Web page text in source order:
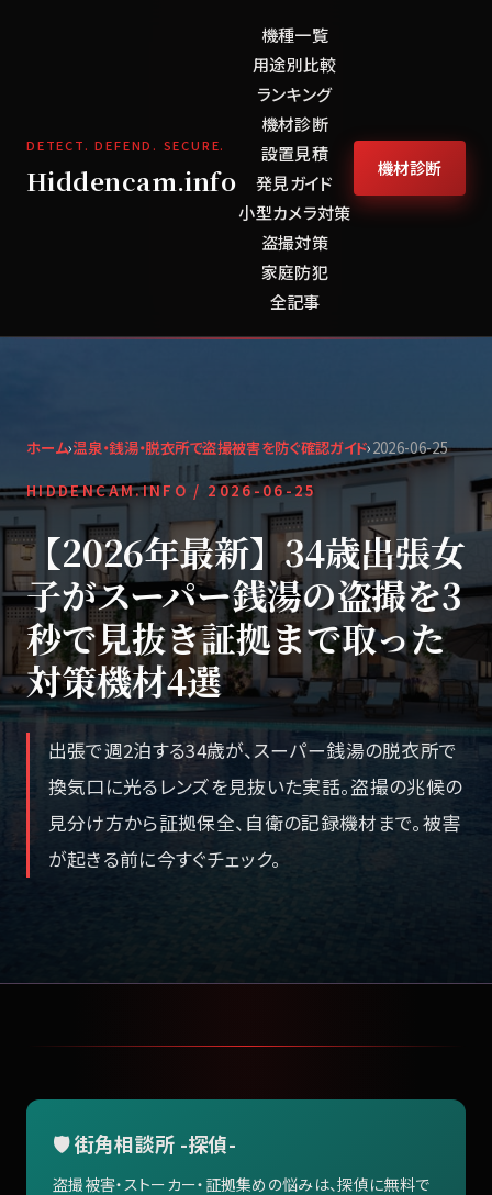
DETECT. DEFEND. SECURE.
Hiddencam.info
機種一覧
用途別比較
ランキング
機材診断
設置見積
発見ガイド
小型カメラ対策
盗撮対策
家庭防犯
全記事
機材診断
ホーム›温泉・銭湯・脱衣所で盗撮被害を防ぐ確認ガイド›2026-06-25
HIDDENCAM.INFO / 2026-06-25
【2026年最新】34歳出張女
子がスーパー銭湯の盗撮を3
秒で見抜き証拠まで取った
対策機材4選
出張で週2泊する34歳が、スーパー銭湯の脱衣所で
換気口に光るレンズを見抜いた実話。盗撮の兆候の
見分け方から証拠保全、自衛の記録機材まで。被害
が起きる前に今すぐチェック。
🛡️ 街角相談所 -探偵-
盗撮被害・ストーカー・証拠集めの悩みは、探偵に無料で